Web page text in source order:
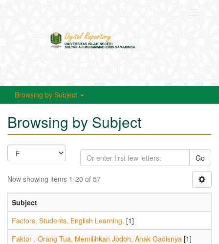
Browsing by Subject
Browsing by Subject
Go
Now showing items 1-20 of 57
Subject
Factors, Students, English Learning, [1]
Faktor , Orang Tua, Memilihkan Jodoh, Anak Gadisnya [1]